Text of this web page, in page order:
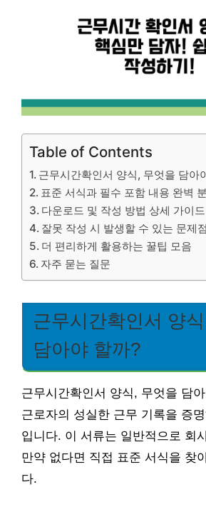
Table of Contents
근무시간확인서 양식, 무엇을 담아
표준 서식과 필수 포함 내용 완벽
다운로드 및 작성 방법 상세 가이드
잘못 작성 시 발생할 수 있는 문제점
더 편리하게 활용하는 꿀팁 모음
자주 묻는 질문
근무시간확인서 양
담아야 할까?
근무시간확인서 양식, 무엇을 담
근로자의 성실한 근무 기록을 증
입니다. 이 서류는 일반적으로 회
만약 없다면 직접 표준 서식을 찾
다.